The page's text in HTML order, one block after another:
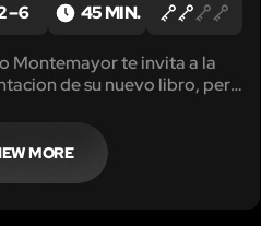
– 6 45 MIN.
Montemayor te invita a la
de su nuevo libro, pero
¿Podras escapar de su casa?
MORE